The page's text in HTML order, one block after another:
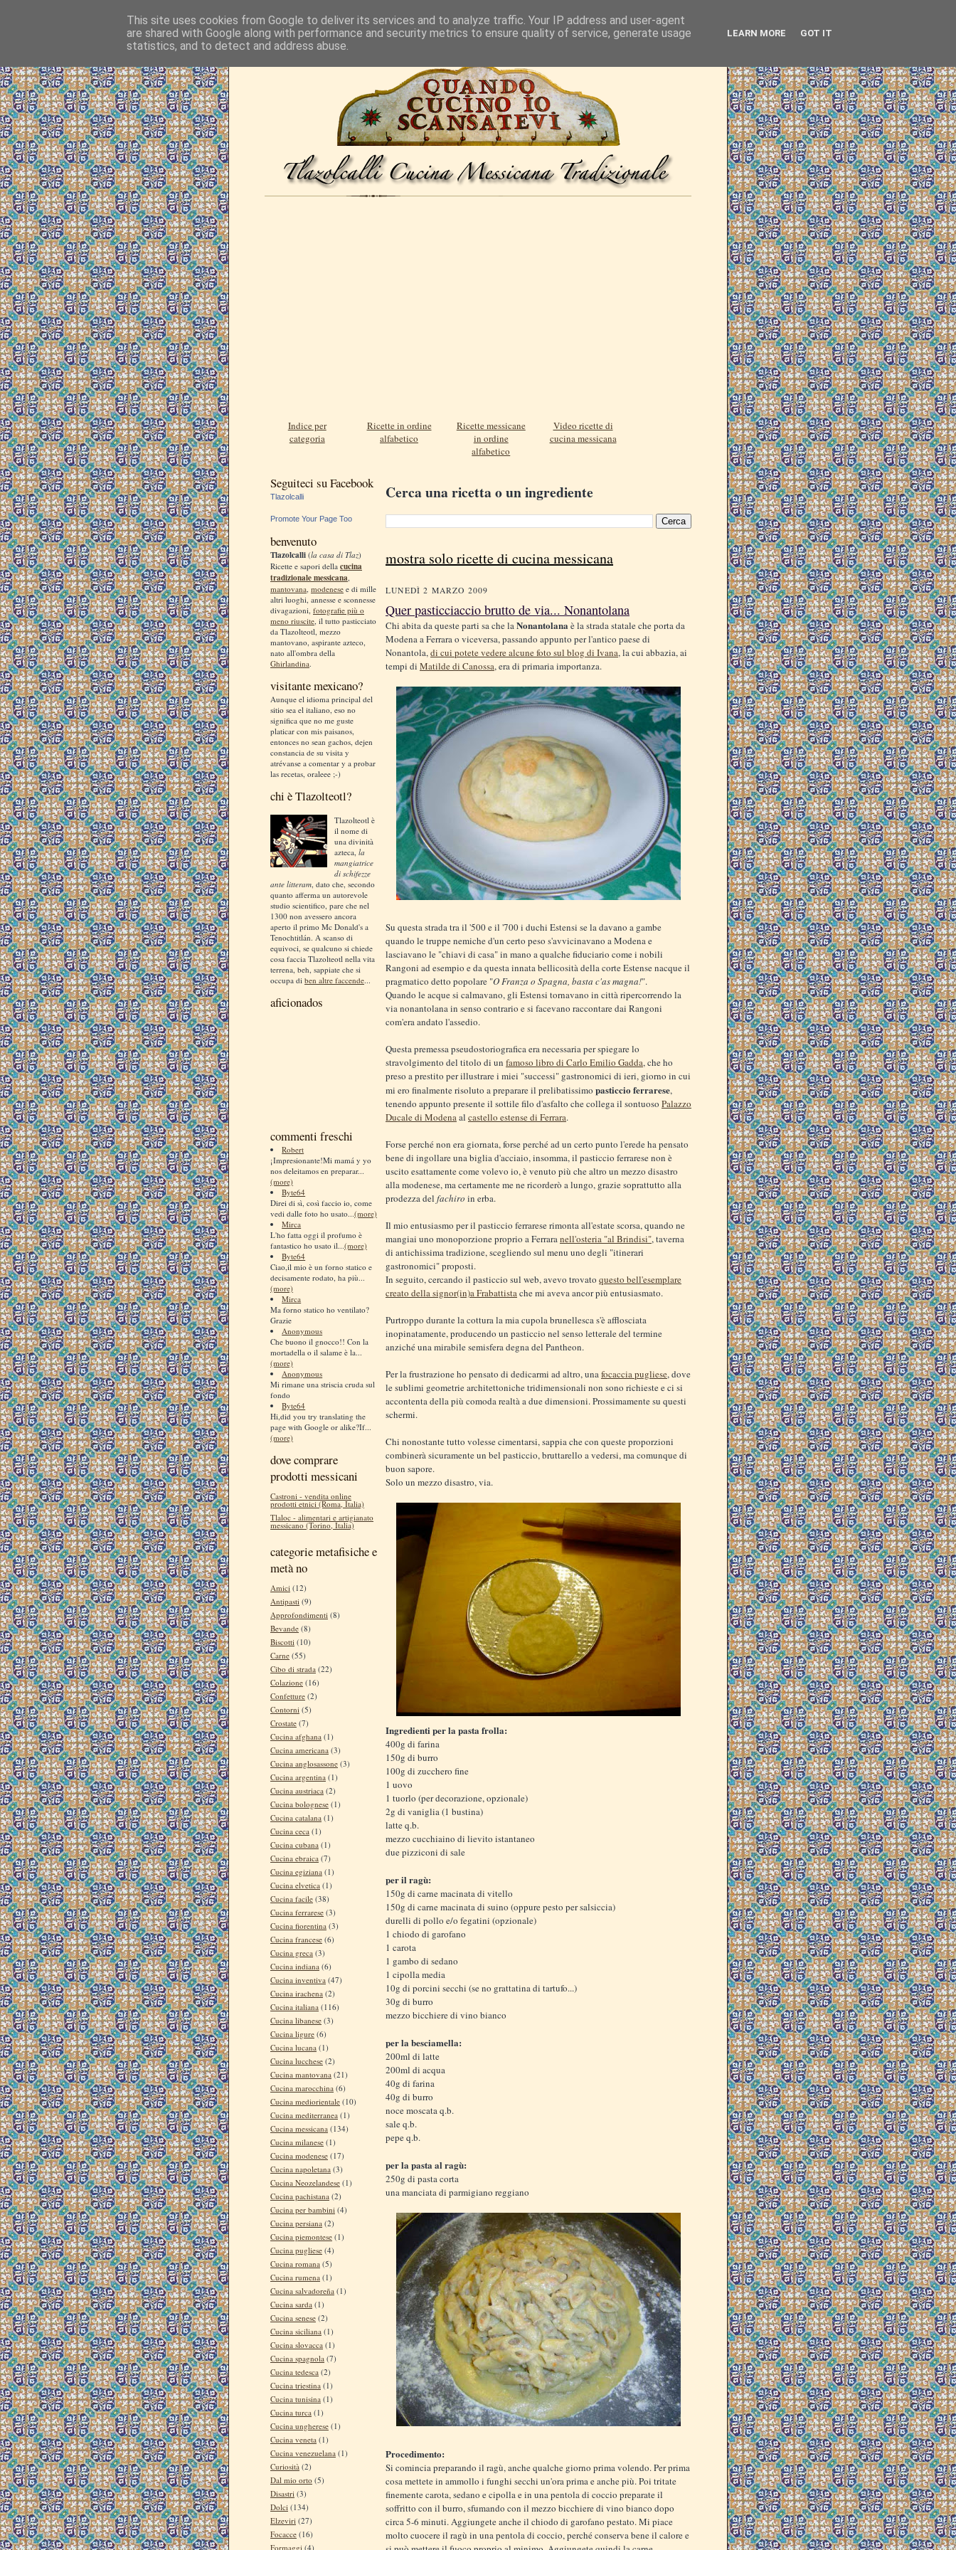
Indice per
categoria
Ricette in ordine
alfabetico
Ricette messicane
in ordine
alfabetico
Video ricette di
cucina messicana
Seguiteci su Facebook
Tlazolcalli
Promote Your Page Too
benvenuto
Tlazolcalli (la casa di Tlaz)
Ricette e sapori della cucina
tradizionale messicana
mantovana modenese e di mille
altri luoghi, annesse e sconnesse
divagazioni, fotografie più o
meno riuscite , il tutto pasticciato
da Tlazolteotl, mezzo
mantovano, aspirante azteco,
nato all'ombra della
Ghirlandina.
visitante mexicano?
Aunque el idioma principal del
sitio sea el italiano, eso no
significa que no me guste
platicar con mis paisanos,
entonces no sean gachos, dejen
constancia de su visita y
atrévanse a comentar y a probar
las recetas, oraleee ;-)
chi è Tlazolteotl?
Tlazolteotl è
il nome di
una divinità
azteca, la
mangiatrice
di schifezze
ante litteram , dato che, secondo
quanto afferma un autorevole
studio scientifico, pare che nel
1300 non avessero ancora
aperto il primo Mc Donald's a
Tenochtitlán. A scanso di
equivoci, se qualcuno si chiede
cosa faccia Tlazolteotl nella vita
terrena, beh, sappiate che si
occupa di ben altre faccende...
aficionados
commenti freschi
Robert
¡Impresionante!Mi mamá y yo
nos deleitamos en preparar...
(more)
Byte64
Direi di sì, così faccio io, come
vedi dalle foto ho usato...(more)
Mirca
L'ho fatta oggi il profumo è
fantastico ho usato il...(more)
Byte64
Ciao,il mio è un forno statico e
decisamente rodato, ha più...
(more)
Mirca
Ma forno statico ho ventilato?
Grazie
Anonymous
Che buono il gnocco!! Con la
mortadella o il salame è la...
(more)
Anonymous
Mi rimane una striscia cruda sul
fondo
Byte64
Hi,did you try translating the
page with Google or alike?If...
(more)
dove comprare
prodotti messicani
Castroni - vendita online
prodotti etnici (Roma, Italia)
Tlaloc - alimentari e artigianato
messicano (Torino, Italia)
categorie metafisiche e
metà no
Amici (12)
Antipasti (9)
Approfondimenti (8)
Bevande (8)
Biscotti (10)
Carne (55)
Cibo di strada (22)
Colazione (16)
Confetture (2)
Contorni (5)
Crostate (7)
Cucina afghana (1)
Cucina americana (3)
Cucina anglosassone (3)
Cucina argentina (1)
Cucina austriaca (2)
Cucina bolognese (1)
Cucina catalana (1)
Cucina ceca (1)
Cucina cubana (1)
Cucina ebraica (7)
Cucina egiziana (1)
Cucina elvetica (1)
Cucina facile (38)
Cucina ferrarese (3)
Cucina fiorentina (3)
Cucina francese (6)
Cucina greca (3)
Cucina indiana (6)
Cucina inventiva (47)
Cucina irachena (2)
Cucina italiana (116)
Cucina libanese (3)
Cucina ligure (6)
Cucina lucana (1)
Cucina lucchese (2)
Cucina mantovana (21)
Cucina marocchina (6)
Cucina mediorientale (10)
Cucina mediterranea (1)
Cucina messicana (134)
Cucina milanese (1)
Cucina modenese (17)
Cucina napoletana (3)
Cucina Neozelandese (1)
Cucina pachistana (2)
Cucina per bambini (4)
Cucina persiana (2)
Cucina piemontese (1)
Cucina pugliese (4)
Cucina romana (5)
Cucina rumena (1)
Cucina salvadoreña (1)
Cucina sarda (1)
Cucina senese (2)
Cucina siciliana (1)
Cucina slovacca (1)
Cucina spagnola (7)
Cucina tedesca (2)
Cucina triestina (1)
Cucina tunisina (1)
Cucina turca (1)
Cucina ungherese (1)
Cucina veneta (1)
Cucina venezuelana (1)
Curiosità (2)
Dal mio orto (5)
Disastri (3)
Dolci (134)
Elzeviri (27)
Focacce (16)
Formaggi (4)
Cerca una ricetta o un ingrediente
mostra solo ricette di cucina messicana
LUNEDÌ 2 MARZO 2009
Quer pasticciaccio brutto de via... Nonantolana
Chi abita da queste parti sa che laNonantolana è la strada statale che porta da
Modena a Ferrara o viceversa, passando appunto per l'antico paese di
Nonantola,di cui potete vedere alcune foto sul blog di Ivana, la cui abbazia, ai
tempi di Matilde di Canossa, era di primaria importanza.
Su questa strada tra il '500 e il '700 i duchi Estensi se la davano a gambe
quando le truppe nemiche d'un certo peso s'avvicinavano a Modena e
lasciavano le "chiavi di casa" in mano a qualche fiduciario come i nobili
Rangoni ad esempio e da questa innata bellicosità della corte Estense nacque il
pragmatico detto popolare "O Franza o Spagna, basta c'as magna!".
Quando le acque si calmavano, gli Estensi tornavano in città ripercorrendo la
via nonantolana in senso contrario e si facevano raccontare dai Rangoni
com'era andato l'assedio.
Questa premessa pseudostoriografica era necessaria per spiegare lo
stravolgimento del titolo di un famoso libro di Carlo Emilio Gadda, che ho
preso a prestito per illustrare i miei "successi" gastronomici di ieri, giorno in cui
mi ero finalmente risoluto a preparare il prelibatissimo pasticcio ferrarese,
tenendo appunto presente il sottile filo d'asfalto che collega il sontuoso Palazzo
Ducale di Modenaal castello estense di Ferrara.
Forse perché non era giornata, forse perché ad un certo punto l'erede ha pensato
bene di ingollare una biglia d'acciaio, insomma, il pasticcio ferrarese non è
uscito esattamente come volevo io, è venuto più che altro un mezzo disastro
alla modenese, ma certamente me ne ricorderò a lungo, grazie soprattutto alla
prodezza del fachiro in erba.
Il mio entusiasmo per il pasticcio ferrarese rimonta all'estate scorsa, quando ne
mangiai uno monoporzione proprio a Ferraranell'osteria "al Brindisi", taverna
di antichissima tradizione, scegliendo sul menu uno degli "itinerari
gastronomici" proposti.
In seguito, cercando il pasticcio sul web, avevo trovato questo bell'esemplare
creato della signor(in)a Frabattistache mi aveva ancor più entusiasmato.
Purtroppo durante la cottura la mia cupola brunellesca s'è afflosciata
inopinatamente, producendo un pasticcio nel senso letterale del termine
anziché una mirabile semisfera degna del Pantheon.
Per la frustrazione ho pensato di dedicarmi ad altro, unafocaccia pugliese, dove
le sublimi geometrie architettoniche tridimensionali non sono richieste e ci si
accontenta della più comoda realtà a due dimensioni. Prossimamente su questi
schermi.
Chi nonostante tutto volesse cimentarsi, sappia che con queste proporzioni
combinerà sicuramente un bel pasticcio, bruttarello a vedersi, ma comunque di
buon sapore.
Solo un mezzo disastro, via.
Ingredienti per la pasta frolla:
400g di farina
150g di burro
100g di zucchero fine
1 uovo
1 tuorlo (per decorazione, opzionale)
2g di vaniglia (1 bustina)
latte q.b.
mezzo cucchiaino di lievito istantaneo
due pizziconi di sale
per il ragù:
150g di carne macinata di vitello
150g di carne macinata di suino (oppure pesto per salsiccia)
durelli di pollo e/o fegatini (opzionale)
1 chiodo di garofano
1 carota
1 gambo di sedano
1 cipolla media
10g di porcini secchi (se no grattatina di tartufo...)
30g di burro
mezzo bicchiere di vino bianco
per la besciamella:
200ml di latte
200ml di acqua
40g di farina
40g di burro
noce moscata q.b.
sale q.b.
pepe q.b.
per la pasta al ragù:
250g di pasta corta
una manciata di parmigiano reggiano
Procedimento:
Si comincia preparando il ragù, anche qualche giorno prima volendo. Per prima
cosa mettete in ammollo i funghi secchi un'ora prima e anche più. Poi tritate
finemente carota, sedano e cipolla e in una pentola di coccio preparate il
soffritto con il burro, sfumando con il mezzo bicchiere di vino bianco dopo
circa 5-6 minuti. Aggiungete anche il chiodo di garofano pestato. Mi piace
molto cuocere il ragù in una pentola di coccio, perché conserva bene il calore e
This site uses cookies from Google to deliver its services and to analyze traffic. Your IP address and user-agent
are shared with Google along with performance and security metrics to ensure quality of service, generate usage
statistics, and to detect and address abuse.
LEARN MORE GOT IT